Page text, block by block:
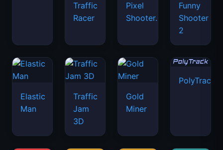
Traffic
Racer
Pixel
Shooter.IO
Funny
Shooter
2
Elastic
Man
Traffic
Jam
3D
Gold
Miner
PolyTrack